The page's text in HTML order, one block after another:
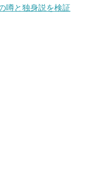
噂と独身説を検証